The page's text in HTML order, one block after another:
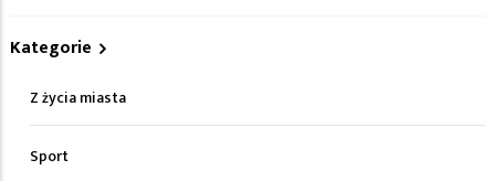
Kategorie
Z życia miasta
Sport